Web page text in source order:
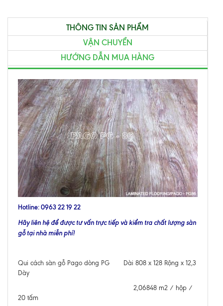
THÔNG TIN SẢN PHẨM
VẬN CHUYỂN
HƯỚNG DẪN MUA HÀNG
Hotline: 0963 22 19 22
Hãy liên hệ để được tư vấn trực tiếp và kiểm tra chất lượng sàn
gỗ tại nhà miễn phí!
Qui cách sàn gỗ Pago dòng PG Dài 808 x 128 Rộng x 12,3
Dày
2,06848 m2 / hộp /
20 tấm